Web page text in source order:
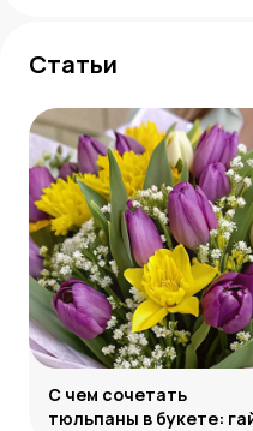
Статьи
С чем сочетать
тюльпаны в букете: